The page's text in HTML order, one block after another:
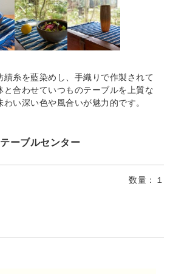
績糸を藍染めし、手織りで作製されて
と合わせていつものテーブルを上質な
い深い色や風合いが魅力的です。
ーブルセンター
数量 ：１